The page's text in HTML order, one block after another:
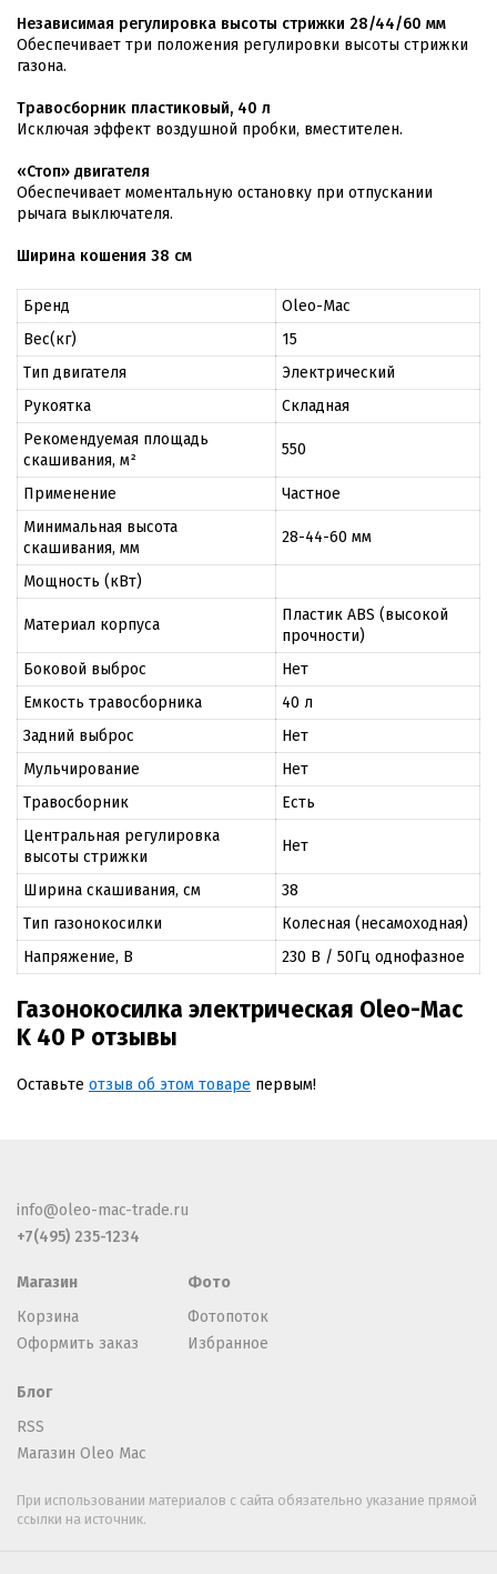
Независимая регулировка высоты стрижки 28/44/60 мм
Обеспечивает три положения регулировки высоты стрижки
газона.
Травосборник пластиковый, 40 л
Исключая эффект воздушной пробки, вместителен.
«Стоп» двигателя
Обеспечивает моментальную остановку при отпускании
рычага выключателя.
Ширина кошения 38 см
Бренд
Oleo-Mac
Вес(кг)
15
Тип двигателя
Электрический
Рукоятка
Складная
Рекомендуемая площадь
скашивания, м²
550
Применение
Частное
Минимальная высота
скашивания, мм
28-44-60 мм
Мощность (кВт)
Материал корпуса
Пластик ABS (высокой
прочности)
Боковой выброс
Нет
Емкость травосборника
40 л
Задний выброс
Нет
Мульчирование
Нет
Травосборник
Есть
Центральная регулировка
высоты стрижки
Нет
Ширина скашивания, см
38
Тип газонокосилки
Колесная (несамоходная)
Напряжение, В
230 В / 50Гц однофазное
Газонокосилка электрическая Oleo-Mac
K 40 P отзывы
Оставьте отзыв об этом товаре первым!
info@oleo-mac-trade.ru
+7(495) 235-1234
Магазин
Корзина
Оформить заказ
Фото
Фотопоток
Избранное
Блог
RSS
Магазин Oleo Mac
При использовании материалов с сайта обязательно указание прямой
ссылки на источник.